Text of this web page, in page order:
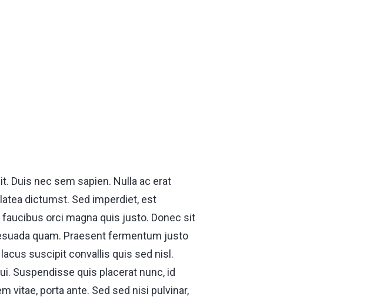
Duis nec sem sapien. Nulla ac erat
dictumst. Sed imperdiet, est
orci magna quis justo. Donec sit
quam. Praesent fermentum justo
suscipit convallis quis sed nisl.
Suspendisse quis placerat nunc, id
vitae, porta ante. Sed sed nisi pulvinar,